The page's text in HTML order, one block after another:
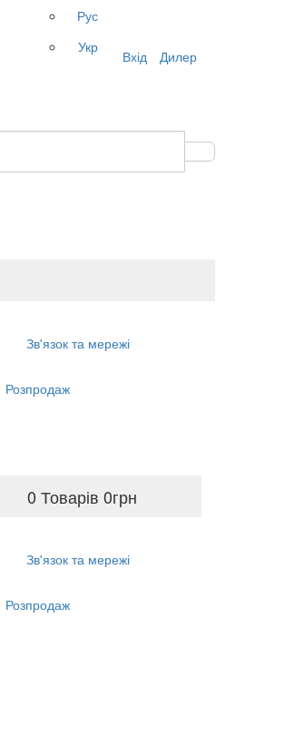
Рус
Укр
Вхід Дилер
Зв'язок та мережі
Розпродаж
0 Товарів 0грн
Зв'язок та мережі
Розпродаж